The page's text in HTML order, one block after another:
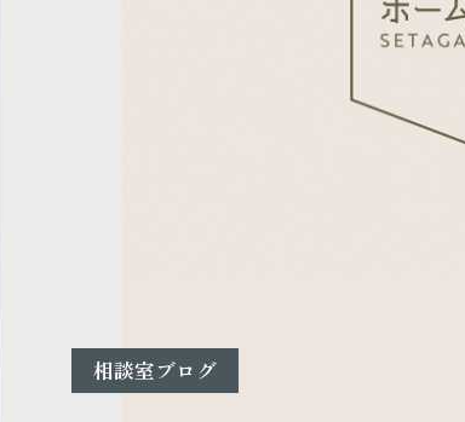
相談室ブログ